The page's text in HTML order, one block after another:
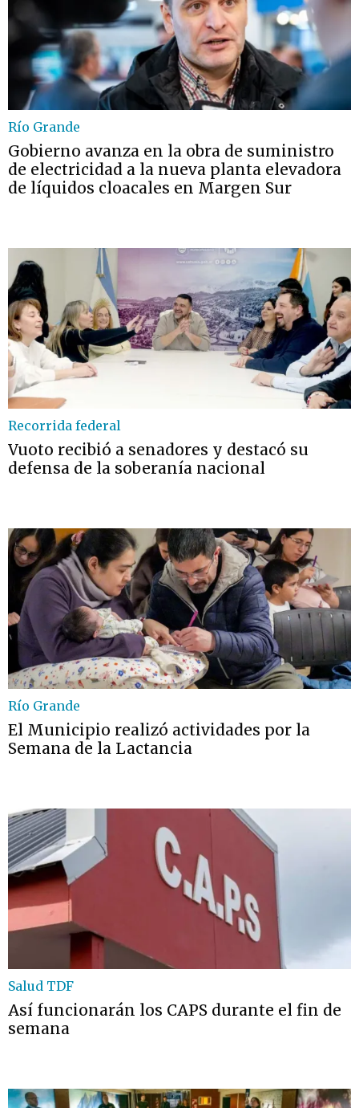
Río Grande
Gobierno avanza en la obra de suministro
de electricidad a la nueva planta elevadora
de líquidos cloacales en Margen Sur
Recorrida federal
Vuoto recibió a senadores y destacó su
defensa de la soberanía nacional
Río Grande
El Municipio realizó actividades por la
Semana de la Lactancia
Salud TDF
Así funcionarán los CAPS durante el fin de
semana